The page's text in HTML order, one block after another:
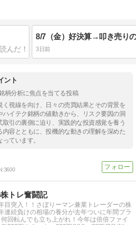
3日前
ント
柄分析に焦点を当てる投稿
視線を向け、日々の売買結果とその背景を
イテク銘柄の値動きから、リスク要因の洞
引の裏側に迫り、実践的な投資感覚を養う
容とともに、投機的な動きの理解を深めた
ています。
3600
トレ奮闘記
目突入！！さぼりーマン兼業トレーダーの株
連続負けの相場の養分が去年ついに年間プラ
回転んでも立ち上がれ！今年は倍倍ファイ